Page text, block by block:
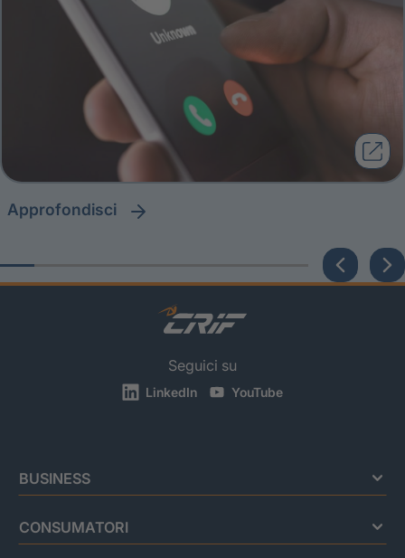
approfondisci
Seguici su
LinkedIn YouTube
BUSINESS
CONSUMATORI